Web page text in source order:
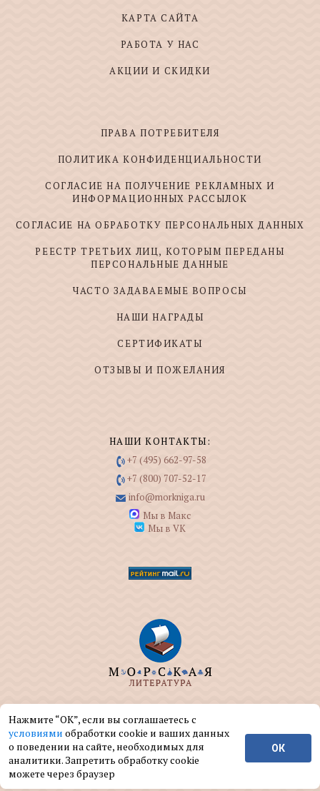
КАРТА САЙТА
РАБОТА У НАС
АКЦИИ И СКИДКИ
ПРАВА ПОТРЕБИТЕЛЯ
ПОЛИТИКА КОНФИДЕНЦИАЛЬНОСТИ
СОГЛАСИЕ НА ПОЛУЧЕНИЕ РЕКЛАМНЫХ И
ИНФОРМАЦИОННЫХ РАССЫЛОК
СОГЛАСИЕ НА ОБРАБОТКУ ПЕРСОНАЛЬНЫХ ДАННЫХ
РЕЕСТР ТРЕТЬИХ ЛИЦ, КОТОРЫМ ПЕРЕДАНЫ
ПЕРСОНАЛЬНЫЕ ДАННЫЕ
ЧАСТО ЗАДАВАЕМЫЕ ВОПРОСЫ
НАШИ НАГРАДЫ
СЕРТИФИКАТЫ
ОТЗЫВЫ И ПОЖЕЛАНИЯ
НАШИ КОНТАКТЫ:
+7 (495) 662-97-58
+7 (800) 707-52-17
info@morkniga.ru
Мы в Макс
Мы в VK
ООО "МОРКНИГА" занимается изданием и
реализацией книг на морскую тематику.
© ООО "МОРКНИГА", 2004 — 2026 г.
Нажмите “ОК”, если вы соглашаетесь с
условиями обработки cookie и ваших данных
о поведении на сайте, необходимых для
аналитики. Запретить обработку cookie
можете через браузер
ОК